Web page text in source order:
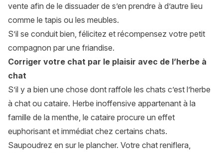
vente afin de le dissuader de s’en prendre à d’autre lieu
comme le tapis ou les meubles.
S’il se conduit bien, félicitez et récompensez votre petit
compagnon par une friandise.
Corriger votre chat par le plaisir avec de l’herbe à
chat
S’il y a bien une chose dont raffole les chats c’est l’herbe
à chat ou cataire. Herbe inoffensive appartenant à la
famille de la menthe, le cataire procure un effet
euphorisant et immédiat chez certains chats.
Saupoudrez en sur le plancher. Votre chat reniflera,